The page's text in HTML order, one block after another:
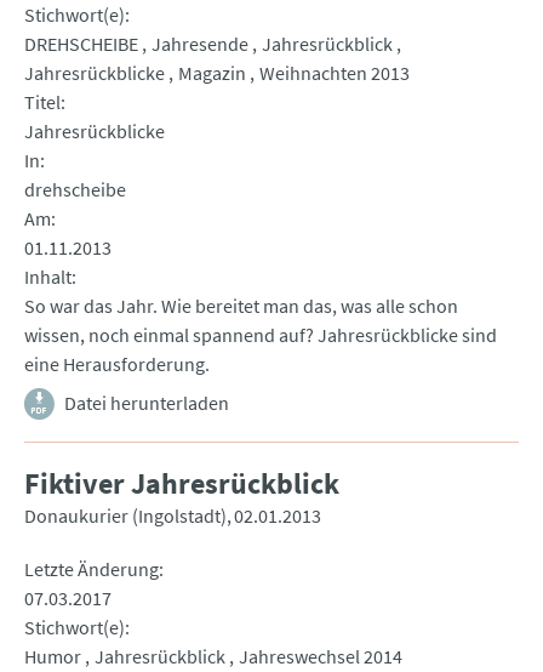
Stichwort(e)
DREHSCHEIBE Jahresende Jahresrückblick
Jahresrückblicke Magazin Weihnachten 2013
Titel
Jahresrückblicke
In
drehscheibe
Am
01.11.2013
Inhalt
So war das Jahr. Wie bereitet man das, was alle schon
wissen, noch einmal spannend auf? Jahresrückblicke sind
eine Herausforderung.
Datei herunterladen
Fiktiver Jahresrückblick
Donaukurier (Ingolstadt) 02.01.2013
Letzte Änderung
07.03.2017
Stichwort(e)
Humor Jahresrückblick Jahreswechsel 2014